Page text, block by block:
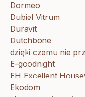
Dormeo
Dubiel Vitrum
Duravit
Dutchbone
dzięki czemu nie
E-goodnight
EH Excellent
Ekodom